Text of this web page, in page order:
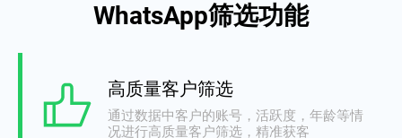
WhatsApp筛选功能
高质量客户筛选
通过数据中客户的账号，活跃度，年龄等情
况进行高质量客户筛选，精准获客